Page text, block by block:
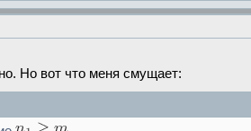
Но вот что меня смущает: